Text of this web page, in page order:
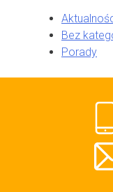
Bez
Porady